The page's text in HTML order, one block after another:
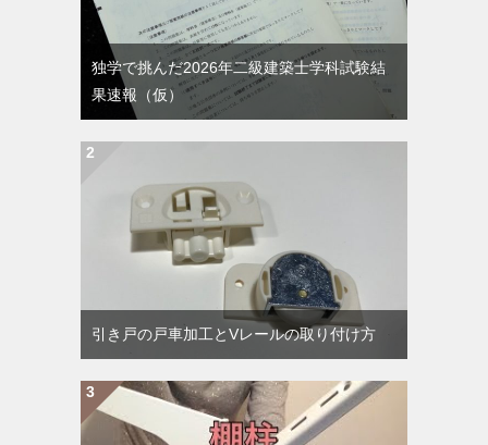
独学で挑んだ2026年二級建築士学科試験結
果速報（仮）
引き戸の戸車加工とVレールの取り付け方